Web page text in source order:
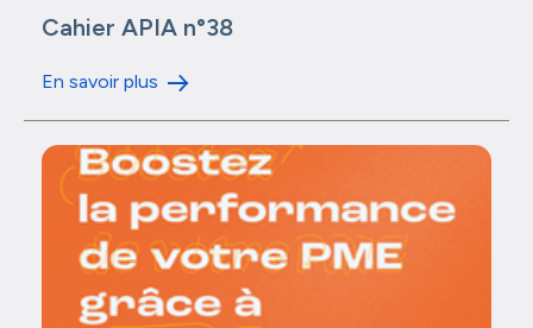
Cahier APIA n°38
En savoir plus